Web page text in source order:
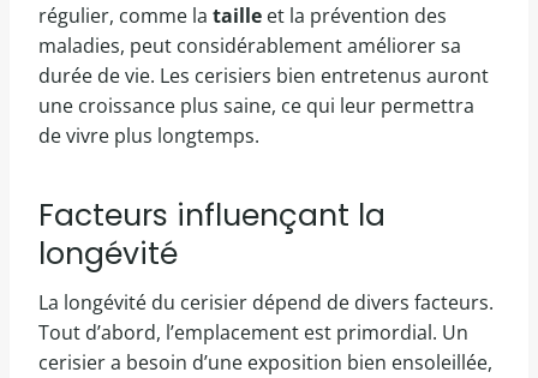
régulier, comme la taille et la prévention des
maladies, peut considérablement améliorer sa
durée de vie. Les cerisiers bien entretenus auront
une croissance plus saine, ce qui leur permettra
de vivre plus longtemps.
Facteurs influençant la
longévité
La longévité du cerisier dépend de divers facteurs.
Tout d’abord, l’emplacement est primordial. Un
cerisier a besoin d’une exposition bien ensoleillée,